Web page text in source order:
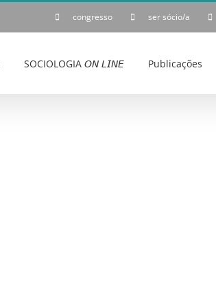
congresso ser sócio/a
SOCIOLOGIA 𝘖𝘕 𝘓𝘐𝘕𝘌 Publicações